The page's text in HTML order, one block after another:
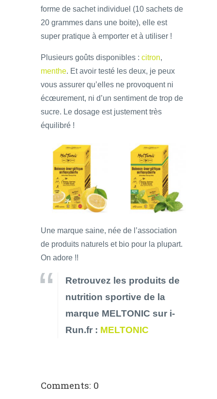
forme de sachet individuel (10 sachets de
20 grammes dans une boite), elle est
super pratique à emporter et à utiliser !
Plusieurs goûts disponibles : citron,
menthe. Et avoir testé les deux, je peux
vous assurer qu’elles ne provoquent ni
écœurement, ni d’un sentiment de trop de
sucre. Le dosage est justement très
équilibré !
Une marque saine, née de l’association
de produits naturels et bio pour la plupart.
On adore !!
Retrouvez les produits de
nutrition sportive de la
marque MELTONIC sur i-
Run.fr : MELTONIC
Comments: 0